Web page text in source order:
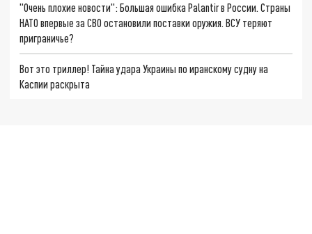
"Очень плохие новости": Большая ошибка Palantir в России. Страны
НАТО впервые за СВО остановили поставки оружия. ВСУ теряют
приграничье?
Вот это триллер! Тайна удара Украины по иранскому судну на
Каспии раскрыта